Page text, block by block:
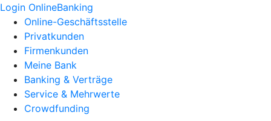
Login OnlineBanking
Online-Geschäftsstelle
Privatkunden
Firmenkunden
Meine Bank
Banking & Verträge
Service & Mehrwerte
Crowdfunding